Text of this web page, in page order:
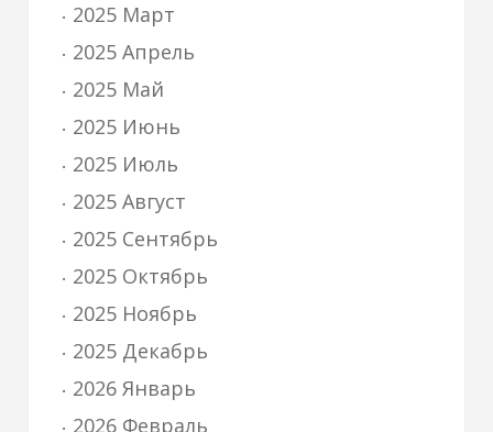
2025 Март
2025 Апрель
2025 Май
2025 Июнь
2025 Июль
2025 Август
2025 Сентябрь
2025 Октябрь
2025 Ноябрь
2025 Декабрь
2026 Январь
2026 Февраль